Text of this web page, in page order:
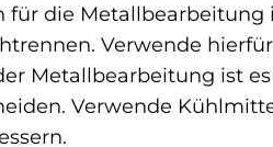
für die Metallbearbeitung
Verwende
Metallbearbeitung ist
Verwende